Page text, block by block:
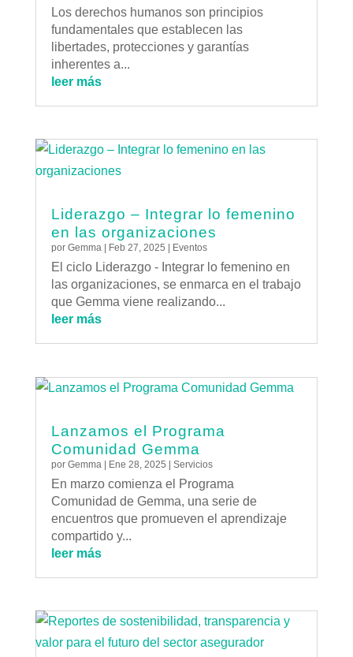
Los derechos humanos son principios
fundamentales que establecen las
libertades, protecciones y garantías
inherentes a...
leer más
Liderazgo – Integrar lo femenino
en las organizaciones
por Gemma| Feb 27, 2025 Eventos
El ciclo Liderazgo - Integrar lo femenino en
las organizaciones, se enmarca en el trabajo
que Gemma viene realizando...
leer más
Lanzamos el Programa
Comunidad Gemma
por Gemma | Ene 28, 2025 | Servicios
En marzo comienza el Programa
Comunidad de Gemma, una serie de
encuentros que promueven el aprendizaje
compartido y...
leer más